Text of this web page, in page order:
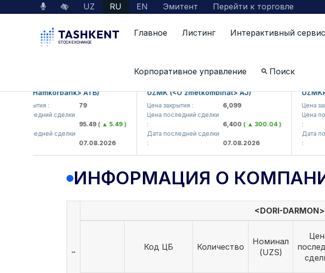
UZ RU EN Эмитент Перейти к торговле
Главное Листинг Интерактивный сервис
Корпоративное управление Поиск
Информация о компании
(<Hamkorbank> ATB)
последний сделки
95.49( ▲ 5.49 )
последней сделки
07.08.2026
UZMK (<O'zmetkombinat> AJ)
Цена закрытия :
6,099
Цена последний сделки
6,400( ▲ 300.04 )
Дата последней сделки
07.08.2026
UZMKP
Цена
Цена
Дата
ИНФОРМАЦИЯ О
<DORI-
Код ЦБ Количество
Номинал
(UZS)